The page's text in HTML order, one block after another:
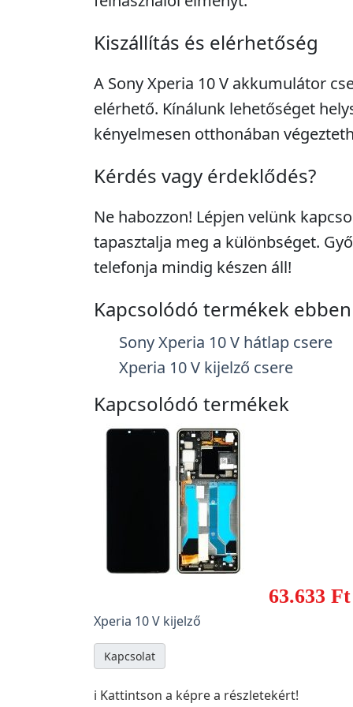
Kiszállítás és elérhetőség
A Sony Xperia 10 V akkumulátor
elérhető. Kínálunk lehetőséget
kényelmesen otthonában
Kérdés vagy érdeklődés?
Ne habozzon! Lépjen velünk
tapasztalja meg a különbséget.
telefonja mindig készen áll!
Kapcsolódó termékek
Sony Xperia 10 V hátlap csere
Xperia 10 V kijelző csere
Kapcsolódó termékek
63.633 Ft
Xperia 10 V kijelző
Kapcsolat
ℹ️ Kattintson a képre a részletekért!